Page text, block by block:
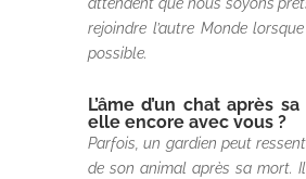
rejoindre l’autre Monde
possible.
L’âme d’un chat après
elle encore avec vous ?
Parfois, un gardien peut
de son animal après sa mort. Il